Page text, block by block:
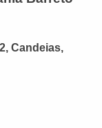
Candeias,